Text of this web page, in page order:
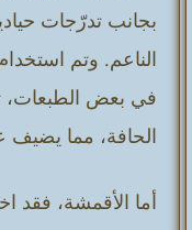
بجانب تدرّجات
الناعم. وتم
في بعض الطبعات،
الحافة، مما يضيف
أما الأقمشة، فقد